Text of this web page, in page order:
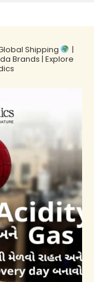
Shipping
|
Brands | Explore